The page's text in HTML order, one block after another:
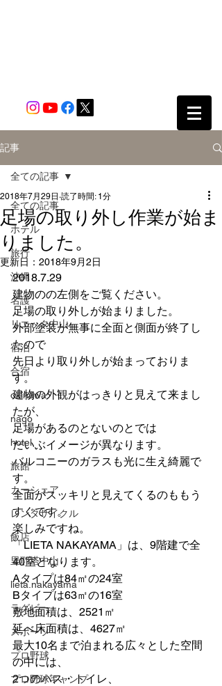
記事
全ての記事
ホテル
旅行
沖縄
名護
リエッタ中山
宿泊
合宿
okinawa
nago
hotel
旅館
カーシェア
レンタサイクル
飯店
里耶塔中山
lieta.nakayama
ラグビー
スポーツ
プロ野球
プロ野球キャンプ
全ての記事
足場の取り外し作業が始ま
りました。
2018年7月29日 読了時間: 1分
更新日： 2018年9月2日
2018.7.29
建物のの左側をご覧ください。
足場の取り外しが始まりました。
外部塗装が無事に全面と側面が終了し
たので
先日より取り外しが始まっておりま
す。
建物の外観がはっきりと見えて来まし
たが、
足場があるのとないのとでは
だいぶイメージが異なります。
バルコニーのガラスも光に生え綺麗で
す。
全面がスッキリと見えてくるのももう
すぐです。
楽しみですね。
「LIETA NAKAYAMA」は、9階建で全
40室となります。
Aタイプは84㎡の24室
Bタイプは63㎡の16室
敷地面積は、2521㎡
延べ床面積は、4627㎡
最大10名まで泊まれる広々とした空間
の中には、
2つのバス・トイレ、